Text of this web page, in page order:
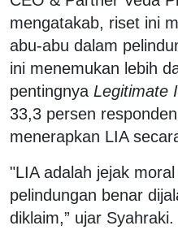
mengatakab, riset ini
abu-abu dalam
ini menemukan lebih
pentingnya Legitimate
33,3 persen
menerapkan LIA
"LIA adalah jejak
pelindungan benar
diklaim,” ujar Syahraki.